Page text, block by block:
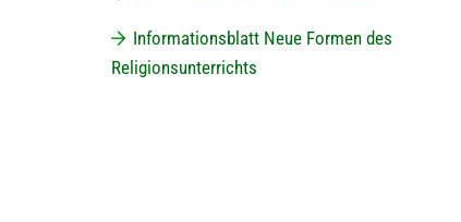
Informationsblatt Neue Formen des
Religionsunterrichts